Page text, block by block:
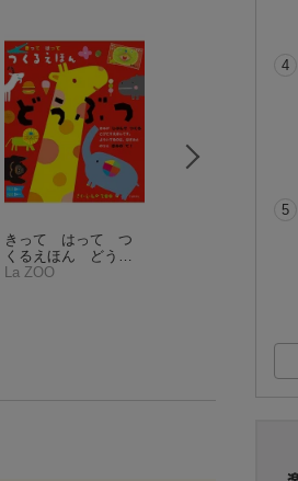
きって はって つ
くるえほん どうぶ
つ
La ZOO
4
5